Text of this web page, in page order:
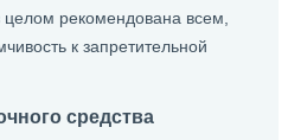
рекомендована всем,
к запретительной
средства